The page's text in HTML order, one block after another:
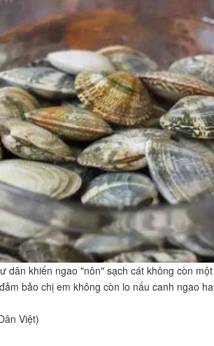
dân khiến ngao "nôn" sạch cát không còn
bảo chị em không còn lo nấu canh ngao
Việt)